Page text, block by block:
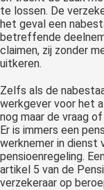
te lossen. De
het geval een
betreffende
claimen, zij zonder
uitkeren.
Zelfs als de
werkgever voor het
nog maar de vraag
Er is immers een
werknemer in dienst
pensioenregeling.
artikel 5 van de
verzekeraar op